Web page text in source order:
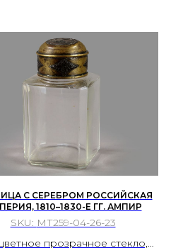
С СЕРЕБРОМ РОССИЙСКАЯ
1810–1830-Е ГГ. АМПИР
SKU: МТ259-04-26-23
прозрачное стекло,